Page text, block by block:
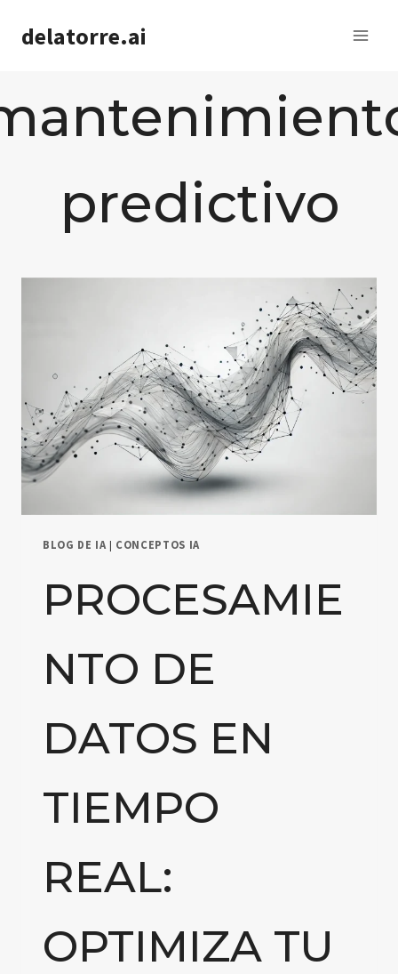
delatorre.ai
predictivo
BLOG DE IA | CONCEPTOS IA
PROCESAMIE
NTO DE
DATOS EN
TIEMPO
REAL:
OPTIMIZA TU